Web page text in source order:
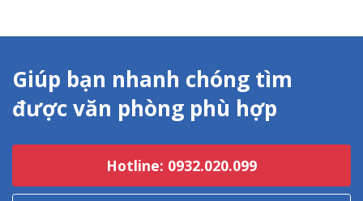
Giúp bạn nhanh chóng tìm
được văn phòng phù hợp
Hotline: 0932.020.099